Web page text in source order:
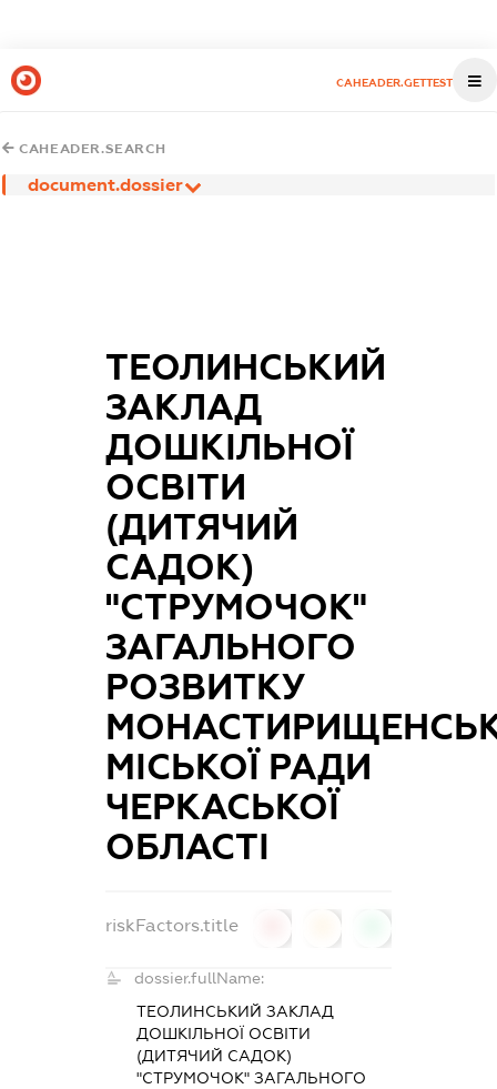
CAHEADER.GETTEST
CAHEADER.SEARCH
document.dossier
ТЕОЛИНСЬКИЙ
ЗАКЛАД
ДОШКІЛЬНОЇ
ОСВІТИ
(ДИТЯЧИЙ
САДОК)
"СТРУМОЧОК"
ЗАГАЛЬНОГО
РОЗВИТКУ
МІСЬКОЇ РАДИ
ЧЕРКАСЬКОЇ
ОБЛАСТІ
riskFactors.title
dossier.fullName:
ТЕОЛИНСЬКИЙ ЗАКЛАД
ДОШКІЛЬНОЇ ОСВІТИ
(ДИТЯЧИЙ САДОК)
"СТРУМОЧОК" ЗАГАЛЬНОГО